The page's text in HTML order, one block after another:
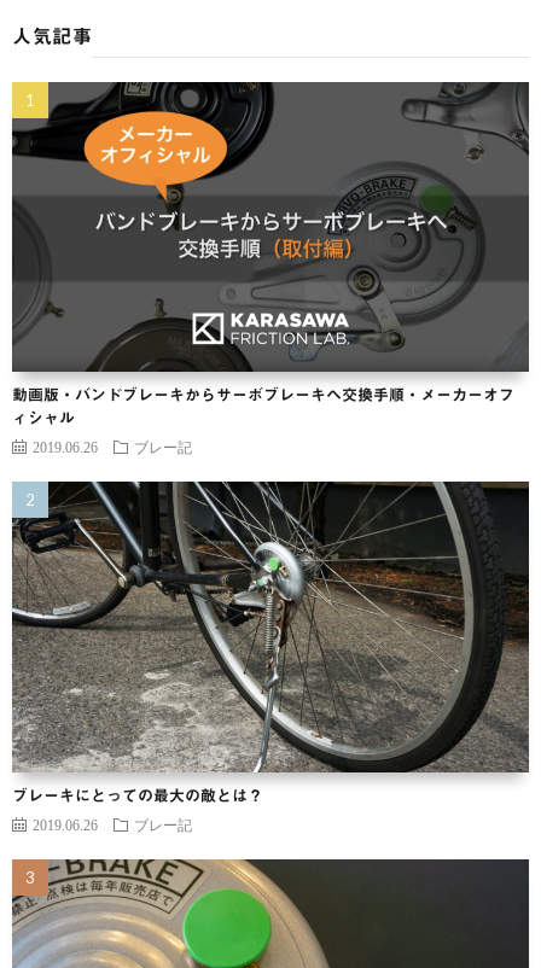
人気記事
動画版・バンドブレーキからサーボブレーキヘ交換手順・メーカーオフ
ィシャル
2019.06.26 ブレー記
ブレーキにとっての最大の敵とは？
2019.06.26 ブレー記